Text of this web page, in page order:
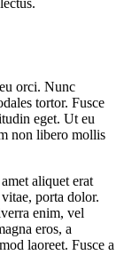
orci. Nunc
tortor. Fusce
eget. Ut eu
non libero mollis
aliquet erat
porta dolor.
enim, vel
eros, a
laoreet. Fusce a